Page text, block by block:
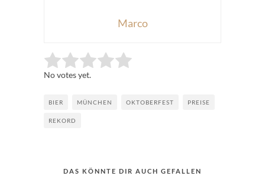
Marco
Rate this item: Submit Rating
No votes yet.
BIER MÜNCHEN OKTOBERFEST PREISE
REKORD
DAS KÖNNTE DIR AUCH GEFALLEN